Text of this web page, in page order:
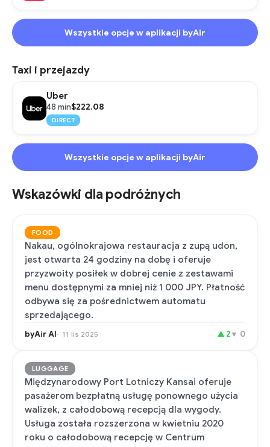
Wszystkie opcje w aplikacji byAir
Taxi i przejazdy
Uber
48 min$222.08
DIRECT
Wszystkie opcje w aplikacji byAir
Wskazówki dla podróżnych
FOOD
Nakau, ogólnokrajowa restauracja z zupą udon,
jest otwarta 24 godziny na dobę i oferuje
przyzwoity posiłek w dobrej cenie z zestawami
menu dostępnymi za mniej niż 1 000 JPY. Płatność
odbywa się za pośrednictwem automatu
sprzedającego.
byAir AI 11 lis 2025 ▲ 2▼ 0
LUGGAGE
Międzynarodowy Port Lotniczy Kansai oferuje
pasażerom bezpłatną usługę ponownego użycia
walizek, z całodobową recepcją dla wygody.
Usługa została rozszerzona w kwietniu 2020
roku o całodobową recepcję w Centrum